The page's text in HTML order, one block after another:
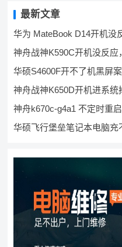
最新文章
华为 MateBook D14开机没
神舟战神K590C开机没反应
华硕S4600F开不了机黑屏
神舟战神K650D开机进系统
神舟k670c-g4a1 不定时重
华硕飞行堡垒笔记本电脑充